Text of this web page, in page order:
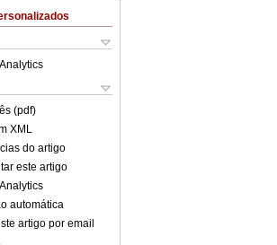
(pdf)
XML
do artigo
este artigo
automática
artigo por email